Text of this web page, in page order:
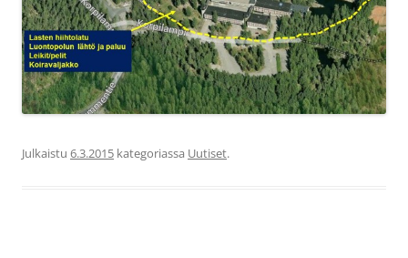
Julkaistu 6.3.2015 kategoriassa Uutiset.